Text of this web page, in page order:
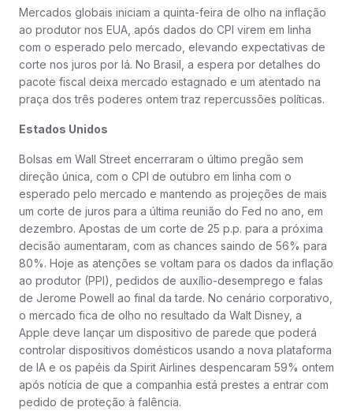
Mercados globais iniciam a quinta-feira de olho na inflação
ao produtor nos EUA, após dados do CPI virem em linha
com o esperado pelo mercado, elevando expectativas de
corte nos juros por lá. No Brasil, a espera por detalhes do
pacote fiscal deixa mercado estagnado e um atentado na
praça dos três poderes ontem traz repercussões políticas.
Estados Unidos
Bolsas em Wall Street encerraram o último pregão sem
direção única, com o CPI de outubro em linha com o
esperado pelo mercado e mantendo as projeções de mais
um corte de juros para a última reunião do Fed no ano, em
dezembro. Apostas de um corte de 25 p.p. para a próxima
decisão aumentaram, com as chances saindo de 56% para
80%. Hoje as atenções se voltam para os dados da inflação
ao produtor (PPI), pedidos de auxílio-desemprego e falas
de Jerome Powell ao final da tarde. No cenário corporativo,
o mercado fica de olho no resultado da Walt Disney, a
Apple deve lançar um dispositivo de parede que poderá
controlar dispositivos domésticos usando a nova plataforma
de IA e os papéis da Spirit Airlines despencaram 59% ontem
após notícia de que a companhia está prestes a entrar com
pedido de proteção à falência.